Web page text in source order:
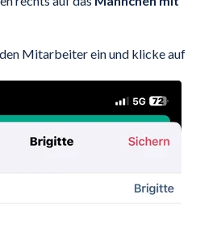
Mitarbeiter ein und klicke auf